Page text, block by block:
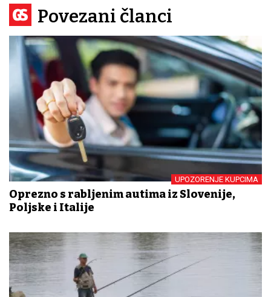
Povezani članci
UPOZORENJE KUPCIMA
Oprezno s rabljenim autima iz Slovenije,
Poljske i Italije